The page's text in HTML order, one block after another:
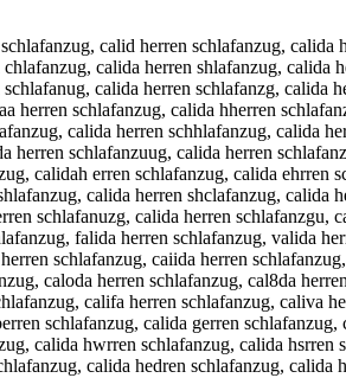
xcalida herren schlafanzug, cxalida herren schlafanzug, scalida herren schlafanzug, csalida herren schlafanzug, dcalida herren schlafanzug, cdalida herren schlafanzug, fcalida herren schlafanzug, cfalida herren schlafanzug, vcalida herren schlafanzug, cvalida herren schlafanzug, cqalida herren schlafanzug, caqlida herren schlafanzug, cwalida herren schlafanzug, cawlida herren schlafanzug, czalida herren schlafanzug, cazlida herren schlafanzug, caxlida herren schlafanzug, caplida herren schlafanzug, calpida herren schlafanzug, caolida herren schlafanzug, caloida herren schlafanzug, cailida herren schlafanzug, caklida herren schlafanzug, calkida herren schlafanzug, camlida herren schlafanzug, calmida herren schlafanzug, caluida herren schlafanzug, caliuda herren schlafanzug, caljida herren schlafanzug, calijda herren schlafanzug, calikda herren schlafanzug, calilda herren schlafanzug, calioda herren schlafanzug, cal8ida herren schlafanzug, cali8da herren schlafanzug, cal9ida herren schlafanzug, cali9da herren schlafanzug, calixda herren schlafanzug, calidxa herren schlafanzug, calisda herren schlafanzug, calidsa herren schlafanzug, caliwda herren schlafanzug, calidwa herren schlafanzug, calieda herren schlafanzug, calidea herren schlafanzug, calirda herren schlafanzug, calidra herren schlafanzug, califda herren schlafanzug, calidfa herren schlafanzug, calivda herren schlafanzug, calidva herren schlafanzug, calicda herren schlafanzug, calidca herren schlafanzug, calidqa herren schlafanzug, calidaq herren schlafanzug, calidaw herren schlafanzug, calidza herren schlafanzug, calidaz herren schlafanzug, calidax herren schlafanzug, calida bherren schlafanzug, calida hberren schlafanzug, calida gherren schlafanzug, calida hgerren schlafanzug, calida therren schlafanzug, calida hterren schlafanzug, calida yherren schlafanzug, calida hyerren schlafanzug, calida uherren schlafanzug, calida huerren schlafanzug, calida jherren schlafanzug, calida hjerren schlafanzug, calida mherren schlafanzug, calida hmerren schlafanzug,